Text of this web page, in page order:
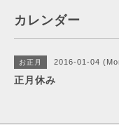
カレンダー
お正月 2016-01-04
正月休み